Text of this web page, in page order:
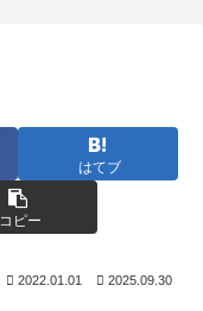
はてブ
コピー
2022.01.01 2025.09.30